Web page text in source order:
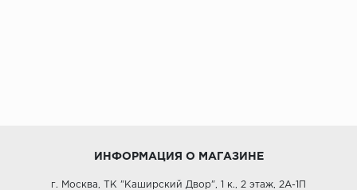
ИНФОРМАЦИЯ О МАГАЗИНЕ
г. Москва, ТК "Каширский Двор", 1 к., 2 этаж, 2А-1П